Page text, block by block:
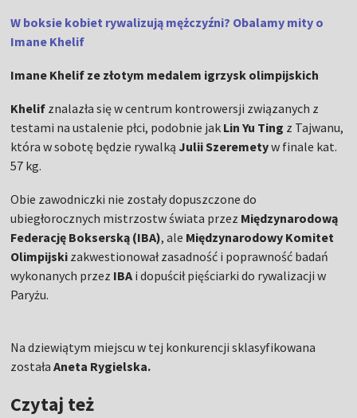
W boksie kobiet rywalizują mężczyźni? Obalamy mity o
Imane Khelif
Imane Khelif ze złotym medalem igrzysk olimpijskich
Khelif znalazła się w centrum kontrowersji związanych z
testami na ustalenie płci, podobnie jak Lin Yu Ting z Tajwanu,
która w sobotę będzie rywalką Julii Szeremetyw finale kat.
57 kg.
Obie zawodniczki nie zostały dopuszczone do
ubiegłorocznych mistrzostw świata przez Międzynarodową
Federację Bokserską (IBA), ale Międzynarodowy Komitet
Olimpijski zakwestionował zasadność i poprawność badań
wykonanych przez IBA i dopuścił pięściarki do rywalizacji w
Paryżu.
Na dziewiątym miejscu w tej konkurencji sklasyfikowana
została Aneta Rygielska.
Czytaj też